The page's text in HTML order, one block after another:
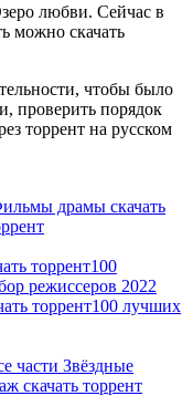
любви. Сейчас в
можно скачать
чтобы было
проверить порядок
торрент на русском
драмы скачать
торрент100
режиссеров 2022
торрент100 лучших
части Звёздные
скачать торрент